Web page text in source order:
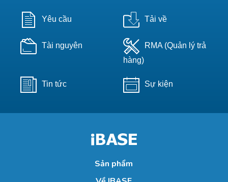
Yêu cầu Tải về
Tài nguyên
RMA (Quản lý trả
hàng)
Tin tức Sự kiện
Sản phẩm